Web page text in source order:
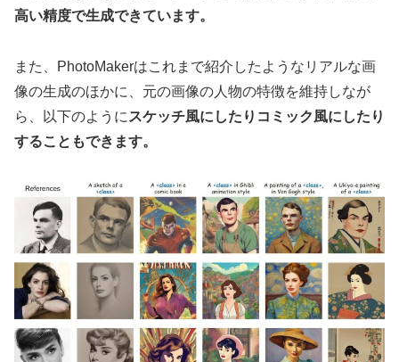
高い精度で生成できています。
また、PhotoMakerはこれまで紹介したようなリアルな画
像の生成のほかに、元の画像の人物の特徴を維持しなが
ら、以下のように スケッチ風にしたりコミック風にしたり
することもできます。